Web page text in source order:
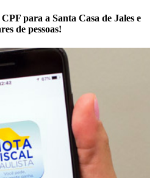
para a Santa Casa de Jales e
de pessoas!